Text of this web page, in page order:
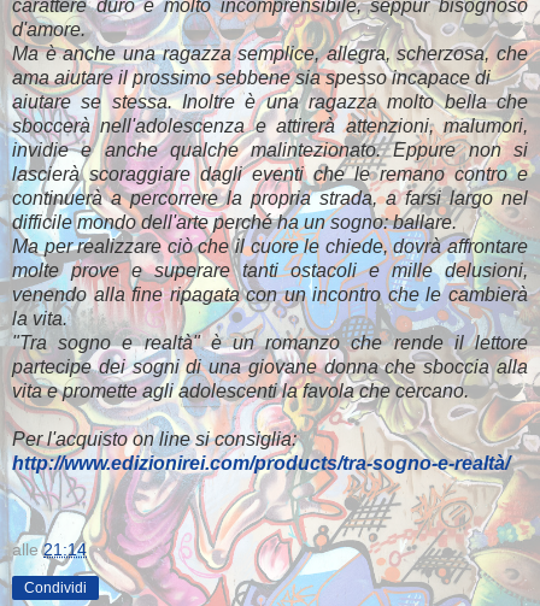
carattere duro e molto incomprensibile, seppur bisognoso
d'amore.
Ma è anche una ragazza semplice, allegra, scherzosa, che
ama aiutare il prossimo sebbene sia spesso incapace di
aiutare se stessa. Inoltre è una ragazza molto bella che
sboccerà nell'adolescenza e attirerà attenzioni, malumori,
invidie e anche qualche malintezionato. Eppure non si
lascierà scoraggiare dagli eventi che le remano contro e
continuerà a percorrere la propria strada, a farsi largo nel
difficile mondo dell'arte perché ha un sogno: ballare.
Ma per realizzare ciò che il cuore le chiede, dovrà affrontare
molte prove e superare tanti ostacoli e mille delusioni,
venendo alla fine ripagata con un incontro che le cambierà
la vita.
"Tra sogno e realtà" è un romanzo che rende il lettore
partecipe dei sogni di una giovane donna che sboccia alla
vita e promette agli adolescenti la favola che cercano.
Per l'acquisto on line si consiglia:
http://www.edizionirei.com/products/tra-sogno-e-realtà/
alle21:14
Condividi